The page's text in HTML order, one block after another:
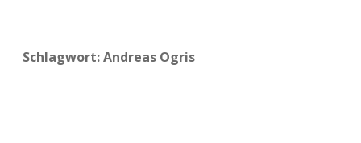
Schlagwort:Andreas Ogris